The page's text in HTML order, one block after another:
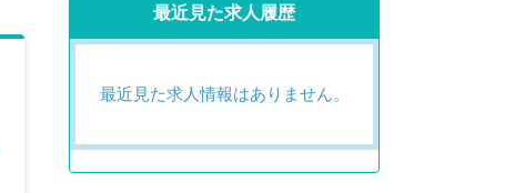
最近見た求人履歴
最近見た求人情報はありません。